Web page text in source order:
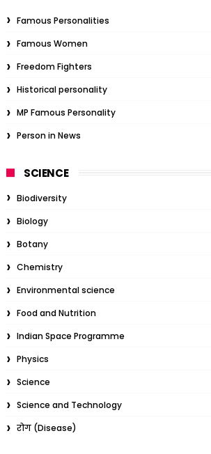
Famous Personalities
Famous Women
Freedom Fighters
Historical personality
MP Famous Personality
Person in News
SCIENCE
Biodiversity
Biology
Botany
Chemistry
Environmental science
Food and Nutrition
Indian Space Programme
Physics
Science
Science and Technology
रोग (Disease)